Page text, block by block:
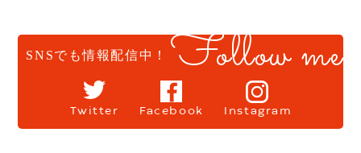
SNSでも情報配信中！ Follow me
Twitter Facebook Instagram